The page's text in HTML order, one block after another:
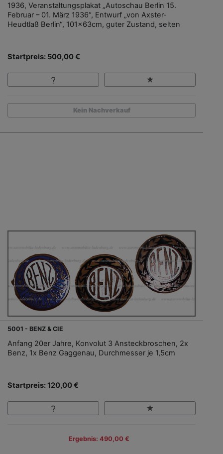
1936, Veranstaltungsplakat „Autoschau Berlin 15.
Februar – 01. März 1936“, Entwurf „von Axster-
Heudtlaß Berlin“, 101x63cm, guter Zustand, selten
Startpreis: 500,00 €
Kein Nachverkauf
5001 - BENZ & CIE
Anfang 20er Jahre, Konvolut 3 Ansteckbroschen, 2x
Benz, 1x Benz Gaggenau, Durchmesser je 1,5cm
Startpreis: 120,00 €
Ergebnis: 490,00 €